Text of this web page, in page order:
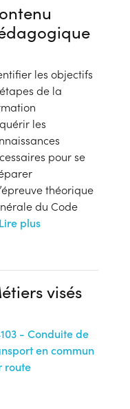
les objectifs
de la
les
pour se
théorique
du Code
Lire plus
visés
- Conduite de
en commun
route